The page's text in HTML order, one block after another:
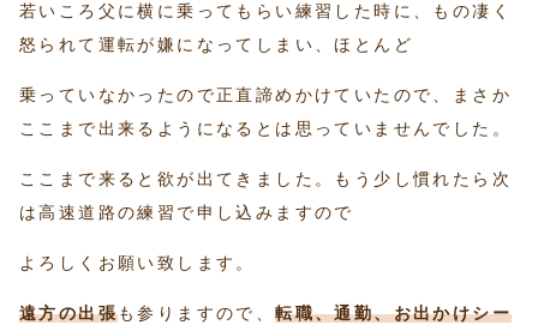
若いころ父に横に乗ってもらい練習した時に、もの凄く
怒られて運転が嫌になってしまい、ほとんど
乗っていなかったので正直諦めかけていたので、まさか
ここまで出来るようになるとは思っていませんでした。
ここまで来ると欲が出てきました。もう少し慣れたら次
は高速道路の練習で申し込みますので
よろしくお願い致します。
遠方の出張も参りますので、転職、通勤、お出かけシー